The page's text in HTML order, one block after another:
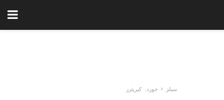
سیلز خوردہ کیریئرز